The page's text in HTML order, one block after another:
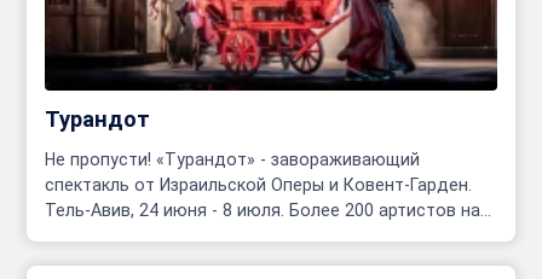
Турандот
Не пропусти! «Турандот» - завораживающий
спектакль от Израильской Оперы и Ковент-Гарден.
Тель-Авив, 24 июня - 8 июля. Более 200 артистов на